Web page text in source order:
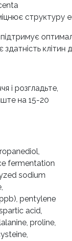
структуру
і розгладьте,
на 15-20
fermentation
sodium
pentylene
acid,
proline,